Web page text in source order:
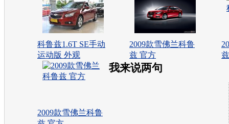
科鲁兹1.6T SE手动
运动版 外观
2009款雪佛兰科鲁
兹 官方
2009款雪佛兰科鲁
我来说两句